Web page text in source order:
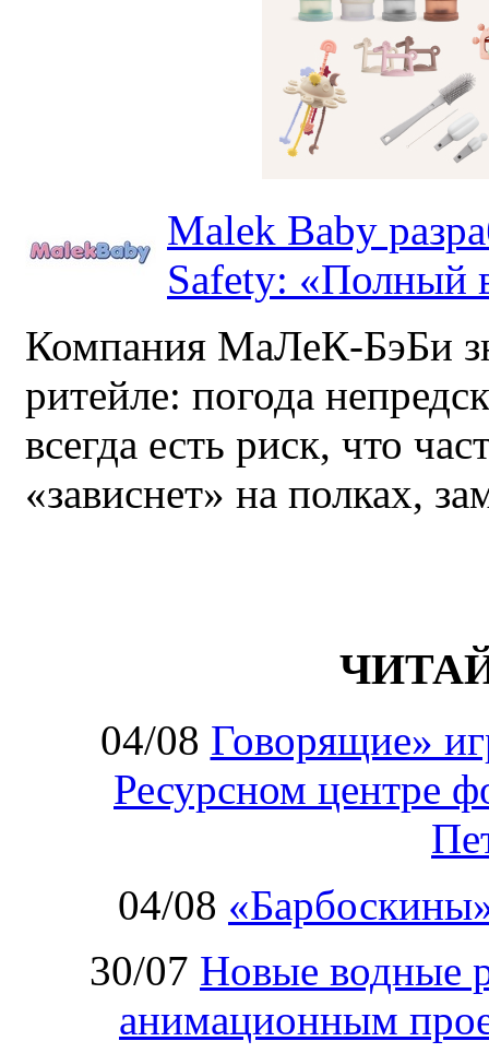
Malek Baby
Safety: «Полный
Компания МаЛеК-БэБи
ритейле: погода
всегда есть риск, что
«зависнет» на полках,
04/08 Говорящие»
Ресурсном центре
04/08
30/07 Новые водные
анимационным